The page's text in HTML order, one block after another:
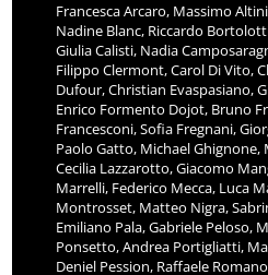
Francesca Arcaro, Massimo
Nadine Blanc, Riccardo
Giulia Calisti, Nadia
Filippo Clermont, Carol Di Vito,
Dufour, Christian Evaspasiano,
Enrico Formento Dojot, Bruno
Francesconi, Sofia Fregnani,
Paolo Gatto, Michael Ghignone,
Cecilia Lazzarotto, Giacomo
Marrelli, Federico Mecca, Luca
Montrosset, Matteo Nigra,
Emiliano Pala, Gabriele Peloso,
Ponsetto, Andrea Portigliatti,
Deniel Pession, Raffaele